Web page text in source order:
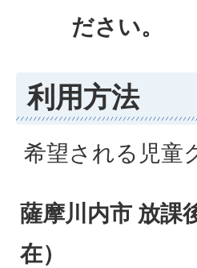
ださい。
利用方法
希望される児童
薩摩川内市 放課
在）